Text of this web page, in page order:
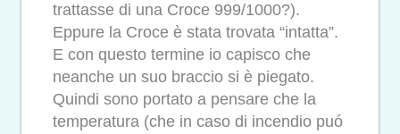
trattasse di una Croce 999/1000?).
Eppure la Croce è stata trovata “intatta”.
E con questo termine io capisco che
neanche un suo braccio si è piegato.
Quindi sono portato a pensare che la
temperatura (che in caso di incendio puó